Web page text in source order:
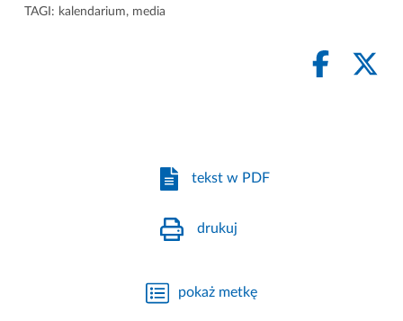
TAGI: kalendarium, media
tekst w PDF
drukuj
pokaż metkę